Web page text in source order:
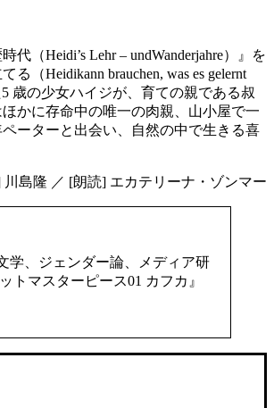
（Heidi’s Lehr – undWanderjahre）』を
（Heidikann brauchen, was es gelernt
歳の少女ハイジが、育ての親である叔
かに存命中の唯一の肉親、山小屋で一
ーターと出会い、自然の中で生きる喜
川島隆 ／ [朗読] エカテリーナ・ゾンマー
学、ジェンダー論、メディア研
マスターピース01 カフカ』